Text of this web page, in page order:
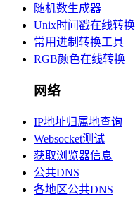
随机数生成器
Unix时间戳在线转换
常用进制转换工具
RGB颜色在线转换
网络
IP地址归属地查询
Websocket测试
获取浏览器信息
公共DNS
各地区公共DNS